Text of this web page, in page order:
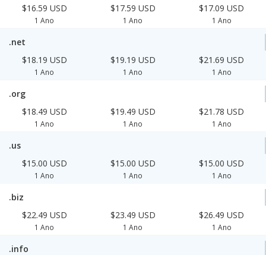
$16.59 USD
1 Ano
$17.59 USD
1 Ano
$17.09 USD
1 Ano
.net
$18.19 USD
1 Ano
$19.19 USD
1 Ano
$21.69 USD
1 Ano
.org
$18.49 USD
1 Ano
$19.49 USD
1 Ano
$21.78 USD
1 Ano
.us
$15.00 USD
1 Ano
$15.00 USD
1 Ano
$15.00 USD
1 Ano
.biz
$22.49 USD
1 Ano
$23.49 USD
1 Ano
$26.49 USD
1 Ano
.info